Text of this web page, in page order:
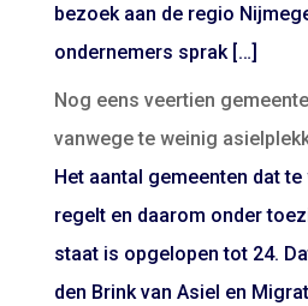
bezoek aan de regio
ondernemers sprak […]
Nog eens veertien
vanwege te weinig
Het aantal gemeenten dat
regelt en daarom onder
staat is opgelopen tot 24.
den Brink van Asiel en